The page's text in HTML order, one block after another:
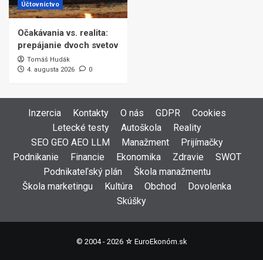
Účtovníctvo
Očakávania vs. realita:
prepájanie dvoch svetov
Tomáš Hudák
4. augusta 2026
0
Inzercia Kontakty O nás GDPR
Cookies
Letecké testy
Autoškola
Reality
SEO GEO AEO LLM
Manažment
Prijímačky
Podnikanie
Financie Ekonomika Zdravie
SWOT
Podnikateľský plán
Škola manažmentu
Škola marketingu
Kultúra Obchod
Dovolenka
Skúšky
© 2004 - 2026 ☆ EuroEkonóm.sk